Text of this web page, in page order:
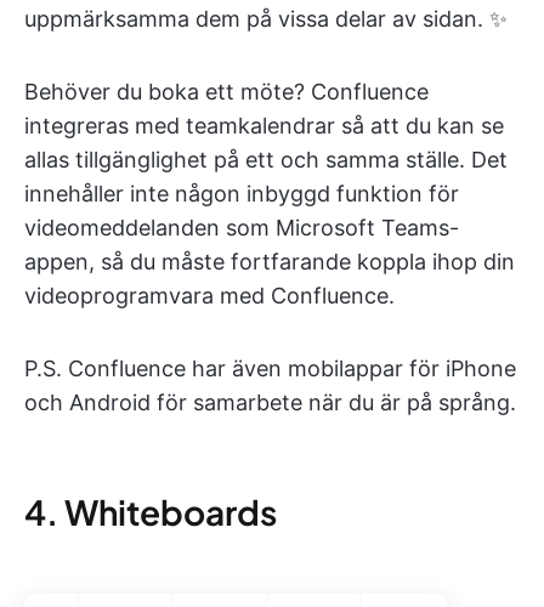
uppmärksamma dem på vissa delar av sidan. ✨
Behöver du boka ett möte? Confluence
integreras med teamkalendrar så att du kan se
allas tillgänglighet på ett och samma ställe. Det
innehåller inte någon inbyggd funktion för
videomeddelanden som Microsoft Teams-
appen, så du måste fortfarande koppla ihop din
videoprogramvara med Confluence.
P.S. Confluence har även mobilappar för iPhone
och Android för samarbete när du är på språng.
4. Whiteboards